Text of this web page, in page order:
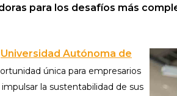
para los desafíos más
Universidad Autónoma de
única para empresarios
la sustentabilidad de sus